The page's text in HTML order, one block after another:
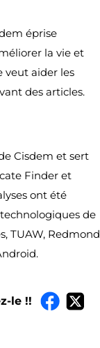
éprise
la vie et
veut aider les
des articles.
Cisdem et sert
Finder et
ont été
de
TUAW, Redmond
le !!